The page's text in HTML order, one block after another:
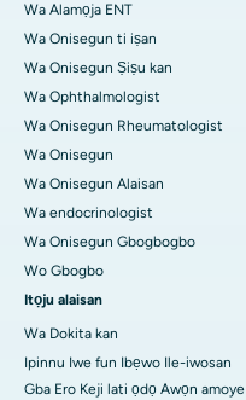
Wa Alamọja ENT
Wa Onisegun ti iṣan
Wa Onisegun Ṣiṣu kan
Wa Ophthalmologist
Wa Onisegun Rheumatologist
Wa Onisegun
Wa Onisegun Alaisan
Wa endocrinologist
Wa Onisegun Gbogbogbo
Wo Gbogbo
Itọju alaisan
Wa Dokita kan
Ipinnu Iwe fun Ibẹwo Ile-iwosan
Gba Ero Keji lati ọdọ Awọn amoye